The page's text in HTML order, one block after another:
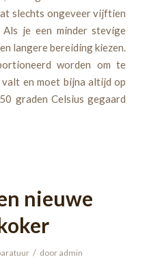
slechts ongeveer vijftien
je een minder stevige
langere bereiding kiezen.
worden om te
en moet bijna altijd op
graden Celsius gegaard
nieuwe
/ door admin